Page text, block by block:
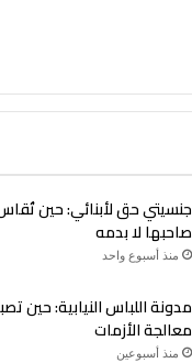
جنسيتي حق لأبنائي: حين
صاحبها لا بدمه
منذ أسبوع واحد
مدونة اللباس النيابية: حين
معالجة الأزمات
منذ أسبوعين